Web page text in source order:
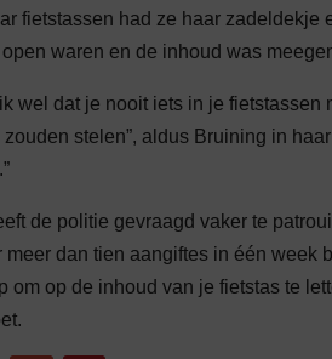
fietstassen had ze haar
waren en de inhoud was
wel dat je nooit iets in je
stelen”, aldus Bruining in
de politie gevraagd vaker te
meer dan tien aangiftes in één week
om op de inhoud van je fietstas te